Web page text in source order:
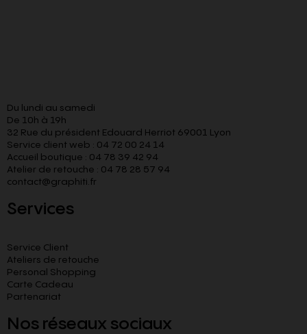
Du lundi au samedi
De 10h à 19h
32 Rue du président Edouard Herriot 69001 Lyon
Service client web : 04 72 00 24 14
Accueil boutique : 04 78 39 42 94
Atelier de retouche : 04 78 28 57 94
contact@graphiti.fr
Services
Service Client
Ateliers de retouche
Personal Shopping
Carte Cadeau
Partenariat
Nos réseaux sociaux